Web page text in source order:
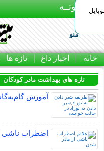
بـیتوتــه
منو
خانه اخبار داغ تازه ها
تازه های بهداشت مادر کودکان
آموزش
اضطراب ناشی